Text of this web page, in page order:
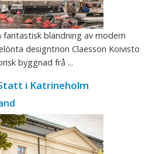
fantastisk blandning av modern
designtrion Claesson Koivisto
byggnad frå ...
i Katrineholm